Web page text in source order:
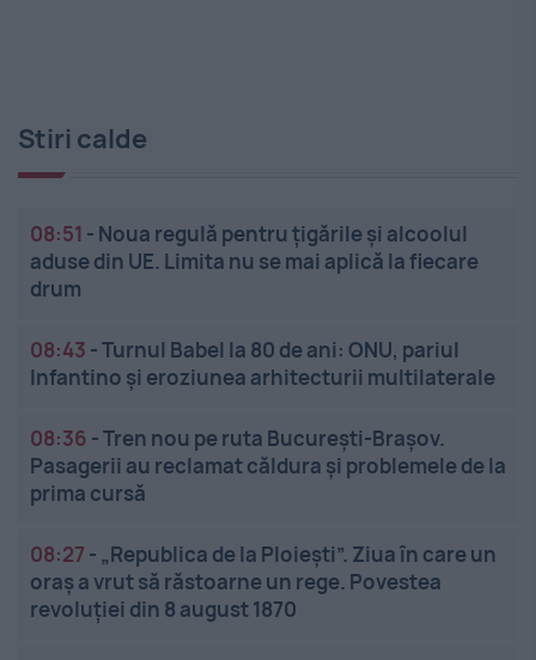
Stiri calde
08:51 - Noua regulă pentru țigările și alcoolul
aduse din UE. Limita nu se mai aplică la fiecare
drum
08:43 -Turnul Babel la 80 de ani: ONU, pariul
Infantino și eroziunea arhitecturii multilaterale
08:36 -Tren nou pe ruta București-Brașov.
Pasagerii au reclamat căldura și problemele de la
prima cursă
08:27 - „Republica de la Ploiești”. Ziua în care un
oraș a vrut să răstoarne un rege. Povestea
revoluției din 8 august 1870